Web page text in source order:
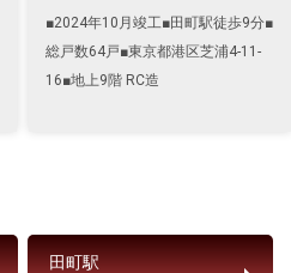
■2024年10月竣工■田町駅徒歩9分■
総戸数64戸■東京都港区芝浦4-11-
16■地上9階 RC造
田町駅